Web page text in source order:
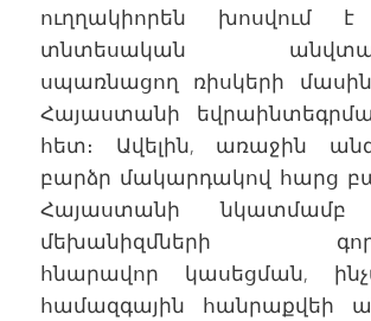
ուղղակիորեն խոսվում է
տնտեսական
սպառնացող ռիսկերի
Հայաստանի
հետ։ Ավելին, առաջին
բարձր մակարդակով հարց
Հայաստանի նկատմամբ
մեխանիզմների
հնարավոր կասեցման,
համազգային հանրաքվեի